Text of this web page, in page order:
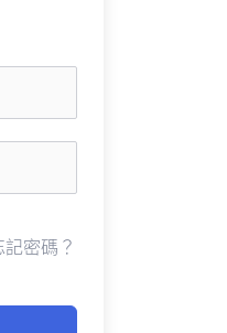
記密碼？